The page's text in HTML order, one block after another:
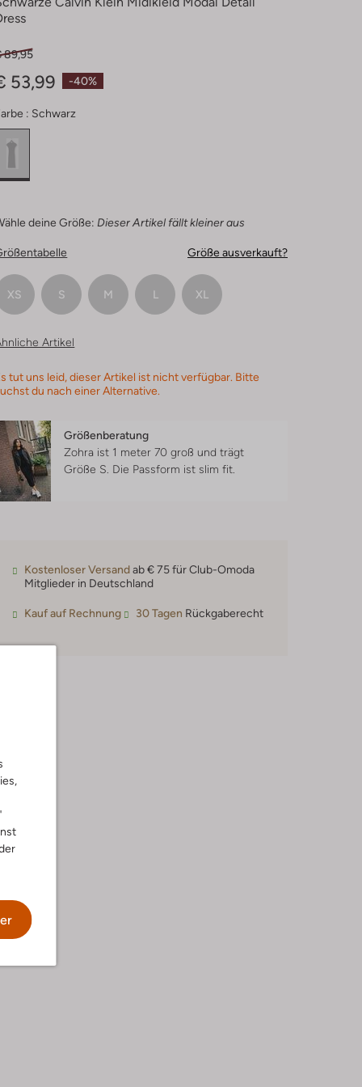
-40%
89,95
53,99
: Schwarz
deine Größe: Dieser Artikel fällt kleiner aus
Größe ausverkauft?
XS S M L XL
Artikel
tut uns leid, dieser Artikel ist nicht verfügbar. Bitte
du nach einer Alternative.
Größenberatung
Zohra ist 1 meter 70 groß und trägt
Größe S. Die Passform ist slim fit
Kostenloser Versandab € 75 für Club-Omoda
Mitglieder in Deutschland
Kauf auf Rechnung 30 Tagen Rückgaberecht